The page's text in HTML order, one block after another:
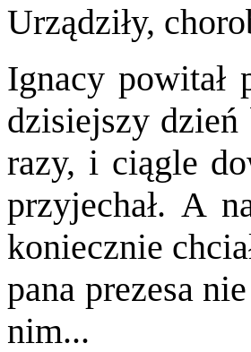
Urządziły,
Ignacy powitał
dzisiejszy dzień
razy, i ciągle
przyjechał. A
koniecznie
pana prezesa
nim...